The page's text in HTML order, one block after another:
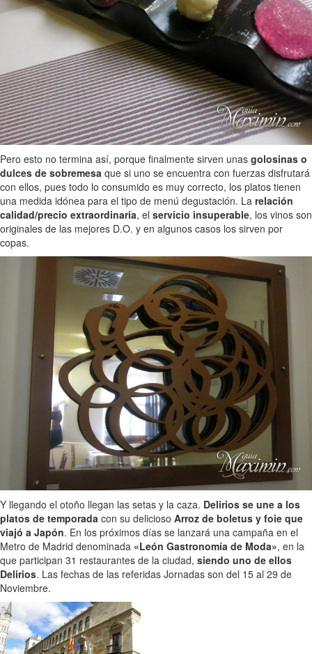
Pero esto no termina así, porque finalmente sirven unas golosinas o
dulces de sobremesa que si uno se encuentra con fuerzas disfrutará
con ellos, pues todo lo consumido es muy correcto, los platos tienen
una medida idónea para el tipo de menú degustación. La relación
calidad/precio extraordinaria, el servicio insuperable, los vinos son
originales de las mejores D.O. y en algunos casos los sirven por
copas.
Y llegando el otoño llegan las setas y la caza. Delirios se une a los
platos de temporada con su delicioso Arroz de boletus y foie que
viajó a Japón. En los próximos días se lanzará una campaña en el
Metro de Madrid denominada «León Gastronomía de Moda», en la
que participan 31 restaurantes de la ciudad, siendo uno de ellos
Delirios. Las fechas de las referidas Jornadas son del 15 al 29 de
Noviembre.